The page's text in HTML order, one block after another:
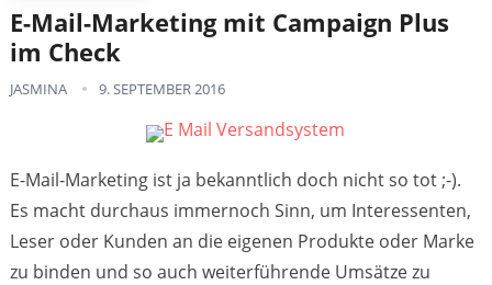
E-Mail-Marketing mit Campaign Plus
im Check
JASMINA 9. SEPTEMBER 2016
E-Mail-Marketing ist ja bekanntlich doch nicht so tot ;-).
Es macht durchaus immernoch Sinn, um Interessenten,
Leser oder Kunden an die eigenen Produkte oder Marke
zu binden und so auch weiterführende Umsätze zu